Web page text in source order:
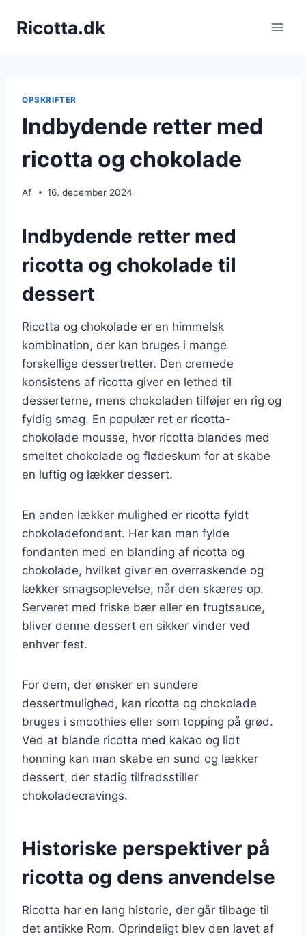
Ricotta.dk
OPSKRIFTER
Indbydende retter med
ricotta og chokolade
Af 16. december 2024
Indbydende retter med
ricotta og chokolade til
dessert
Ricotta og chokolade er en himmelsk
kombination, der kan bruges i mange
forskellige dessertretter. Den cremede
konsistens af ricotta giver en lethed til
desserterne, mens chokoladen tilføjer en rig og
fyldig smag. En populær ret er ricotta-
chokolade mousse, hvor ricotta blandes med
smeltet chokolade og flødeskum for at skabe
en luftig og lækker dessert.
En anden lækker mulighed er ricotta fyldt
chokoladefondant. Her kan man fylde
fondanten med en blanding af ricotta og
chokolade, hvilket giver en overraskende og
lækker smagsoplevelse, når den skæres op.
Serveret med friske bær eller en frugtsauce,
bliver denne dessert en sikker vinder ved
enhver fest.
For dem, der ønsker en sundere
dessertmulighed, kan ricotta og chokolade
bruges i smoothies eller som topping på grød.
Ved at blande ricotta med kakao og lidt
honning kan man skabe en sund og lækker
dessert, der stadig tilfredsstiller
chokoladecravings.
Historiske perspektiver på
ricotta og dens anvendelse
Ricotta har en lang historie, der går tilbage til
det antikke Rom. Oprindeligt blev den lavet af